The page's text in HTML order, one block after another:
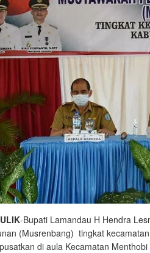
-Bupati Lamandau H Hendra
(Musrenbang) tingkat
di aula Kecamatan Menthobi